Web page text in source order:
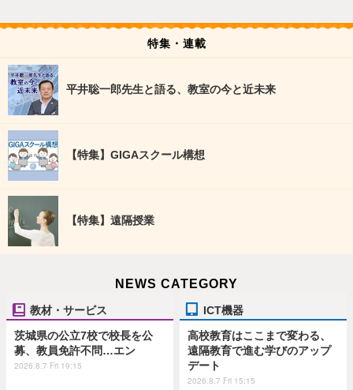
特集・連載
平井聡一郎先生と語る、教室の今と近未来
【特集】GIGAスクール構想
【特集】遠隔授業
NEWS CATEGORY
教材・サービス
茨城県の公立7校で校長を公
募、教員免許不問…エン
2026.8.7 Fri 19:15
ICT機器
高校教育はここまで変わる、
遠隔教育で進む学びのアップ
デート
2026.8.7 Fri 15:15